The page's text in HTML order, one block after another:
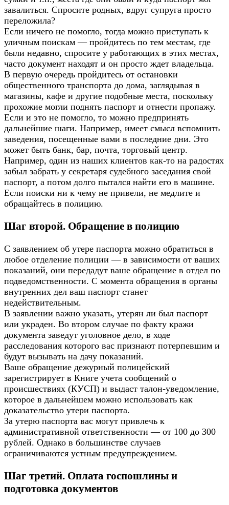
завалиться. Спросите родных, вдруг супруга просто
переложила?
Если ничего не помогло, тогда можно приступать к
уличным поискам — пройдитесь по тем местам, где
были недавно, спросите у работающих в этих местах,
часто документ находят и он просто ждет владельца.
В первую очередь пройдитесь от остановки
общественного транспорта до дома, заглядывая в
магазины, кафе и другие подобные места, поскольку
прохожие могли поднять паспорт и отнести пропажу.
Если и это не помогло, то можно предпринять
дальнейшие шаги. Например, имеет смысл вспомнить
заведения, посещенные вами в последние дни. Это
может быть банк, бар, почта, торговый центр.
Например, один из наших клиентов как-то на радостях
забыл забрать у секретаря судебного заседания свой
паспорт, а потом долго пытался найти его в машине.
Если поиски ни к чему не привели, не медлите и
обращайтесь в полицию.
Шаг второй. Обращение в полицию
С заявлением об утере паспорта можно обратиться в
любое отделение полиции — в зависимости от ваших
показаний, они передадут ваше обращение в отдел по
подведомственности. С момента обращения в органы
внутренних дел ваш паспорт станет
недействительным.
В заявлении важно указать, утерян ли был паспорт
или украден. Во втором случае по факту кражи
документа заведут уголовное дело, в ходе
расследования которого вас признают потерпевшим и
будут вызывать на дачу показаний.
Ваше обращение дежурный полицейский
зарегистрирует в Книге учета сообщений о
происшествиях (КУСП) и выдаст талон-уведомление,
которое в дальнейшем можно использовать как
доказательство утери паспорта.
За утерю паспорта вас могут привлечь к
административной ответственности — от 100 до 300
рублей. Однако в большинстве случаев
ограничиваются устным предупреждением.
Шаг третий. Оплата госпошлины и
подготовка документов